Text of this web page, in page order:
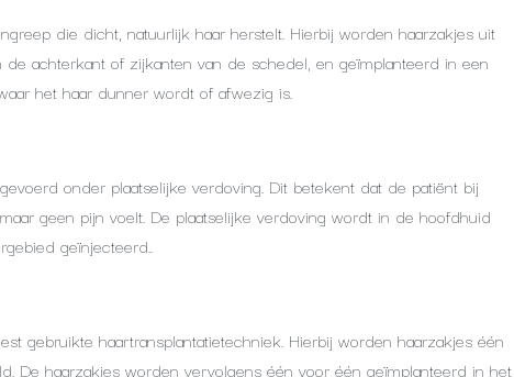
die dicht, natuurlijk haar herstelt. Hierbij worden haarzakjes uit
achterkant of zijkanten van de schedel, en geïmplanteerd in een
het haar dunner wordt of afwezig is.
onder plaatselijke verdoving. Dit betekent dat de patiënt bij
geen pijn voelt. De plaatselijke verdoving wordt in de hoofdhuid
geïnjecteerd..
gebruikte haartransplantatietechniek. Hierbij worden haarzakjes één
De haarzakjes worden vervolgens één voor één geïmplanteerd in het